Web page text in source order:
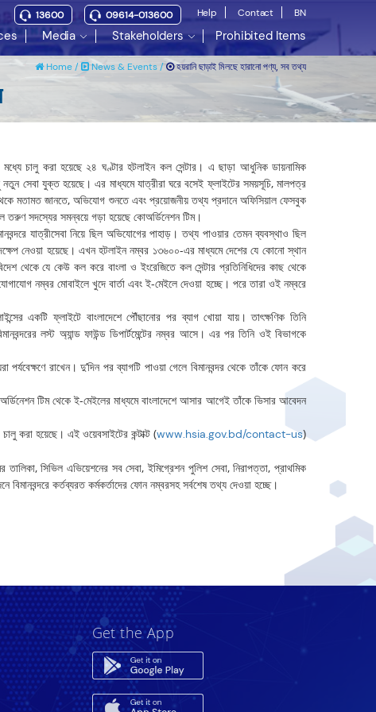
13600 09614-013600 Help Contact BN
Media Stakeholders Prohibited Items
Home / News & Events / হয়রানি ছাড়াই মিলছে হারানো পণ্য, সব তথ্য
মধ্যে চালু করা হয়েছে ২৪ ঘণ্টার হটলাইন কল সেন্টার। এ ছাড়া আধুনিক ডায়নামিক
সেবা যুক্ত হয়েছে। এর মাধ্যমে যাত্রীরা ঘরে বসেই ফ্লাইটের সময়সূচি, মালপত্র
মতামত জানতে, অভিযোগ শুনতে এবং প্রয়োজনীয় তথ্য প্রদানে অফিসিয়াল ফেসবুক
সদস্যের সমন্বয়ে গড়া হয়েছে কোঅর্ডিনেশন টিম।
যাত্রীসেবা নিয়ে ছিল অভিযোগের পাহাড়। তথ্য পাওয়ার তেমন ব্যবস্থাও ছিল
পদক্ষেপ নেওয়া হয়েছে। এখন হটলাইন নম্বর ১৩৬০০-এর মাধ্যমে দেশের যে কোনো স্থান
যে কেউ কল করে বাংলা ও ইংরেজিতে কল সেন্টার প্রতিনিধিদের কাছ থেকে
নম্বর মোবাইলে খুদে বার্তা এবং ই-মেইলে দেওয়া হচ্ছে। পরে তারা ওই নম্বরে
একটি ফ্লাইটে বাংলাদেশে পৌঁছানোর পর ব্যাগ খোয়া যায়। তাৎক্ষণিক তিনি
লস্ট অ্যান্ড ফাউন্ড ডিপার্টমেন্টের নম্বর আসে। এর পর তিনি ওই বিভাগকে
পর্যবেক্ষণে রাখেন। দু’দিন পর ব্যাগটি পাওয়া গেলে বিমানবন্দর থেকে তাঁকে ফোন করে
টিম থেকে ই-মেইলের মাধ্যমে বাংলাদেশে আসার আগেই তাঁকে ভিসার আবেদন
চালু করা হয়েছে। এই ওয়েবসাইটের কন্টাক্ট (www.hsia.gov.bd/contact-us)
তালিকা, সিভিল এভিয়েশনের সব সেবা, ইমিগ্রেশন পুলিশ সেবা, নিরাপত্তা, প্রাথমিক
বিমানবন্দরে কর্তব্যরত কর্মকর্তাদের ফোন নম্বরসহ সর্বশেষ তথ্য দেওয়া হচ্ছে।
Get the App